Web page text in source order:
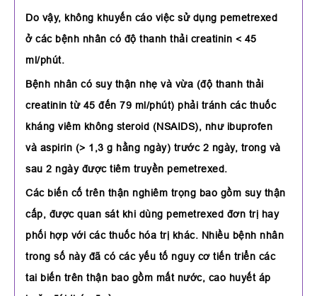
Do vậy, không khuyến cáo việc sử dụng pemetrexed
ở các bệnh nhân có độ thanh thải creatinin < 45
ml/phút.
Bệnh nhân có suy thận nhẹ và vừa (độ thanh thải
creatinin từ 45 đến 79 ml/phút) phải tránh các thuốc
kháng viêm không steroid (NSAIDS), như ibuprofen
và aspirin (> 1,3 g hằng ngày) trước 2 ngày, trong và
sau 2 ngày được tiêm truyền pemetrexed.
Các biến cố trên thận nghiêm trọng bao gồm suy thận
cấp, được quan sát khi dùng pemetrexed đơn trị hay
phối hợp với các thuốc hóa trị khác. Nhiều bệnh nhân
trong số này đã có các yếu tố nguy cơ tiến triển các
tai biến trên thận bao gồm mất nước, cao huyết áp